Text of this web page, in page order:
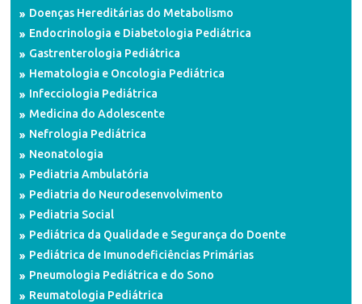
Doenças Hereditárias do Metabolismo
Endocrinologia e Diabetologia Pediátrica
Gastrenterologia Pediátrica
Hematologia e Oncologia Pediátrica
Infecciologia Pediátrica
Medicina do Adolescente
Nefrologia Pediátrica
Neonatologia
Pediatria Ambulatória
Pediatria do Neurodesenvolvimento
Pediatria Social
Pediátrica da Qualidade e Segurança do Doente
Pediátrica de Imunodeficiências Primárias
Pneumologia Pediátrica e do Sono
Reumatologia Pediátrica